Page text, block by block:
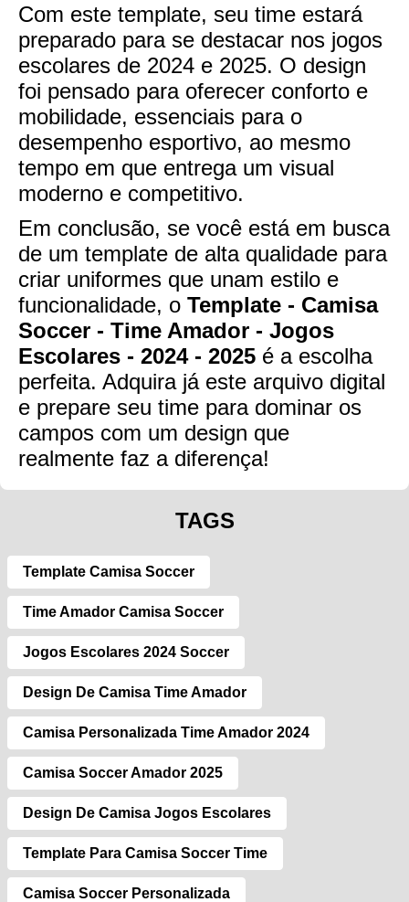
Com este template, seu time estará
preparado para se destacar nos jogos
escolares de 2024 e 2025. O design
foi pensado para oferecer conforto e
mobilidade, essenciais para o
desempenho esportivo, ao mesmo
tempo em que entrega um visual
moderno e competitivo.
Em conclusão, se você está em busca
de um template de alta qualidade para
criar uniformes que unam estilo e
funcionalidade, o Template - Camisa
Soccer - Time Amador - Jogos
Escolares - 2024 - 2025 é a escolha
perfeita. Adquira já este arquivo digital
e prepare seu time para dominar os
campos com um design que
realmente faz a diferença!
TAGS
Template Camisa Soccer
Time Amador Camisa Soccer
Jogos Escolares 2024 Soccer
Design De Camisa Time Amador
Camisa Personalizada Time Amador 2024
Camisa Soccer Amador 2025
Design De Camisa Jogos Escolares
Template Para Camisa Soccer Time
Camisa Soccer Personalizada